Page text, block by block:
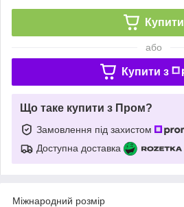
Купити
або
Купити з
Що таке купити з Пром?
Замовлення під захистом
Доступна доставка
Міжнародний розмір